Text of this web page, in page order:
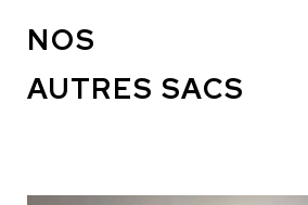
NOS
AUTRES SACS